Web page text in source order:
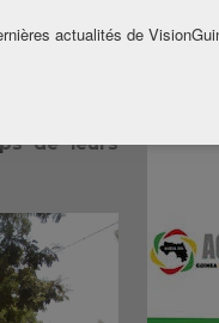
des
où les
une fois
pulvériser
de leurs
actualités de